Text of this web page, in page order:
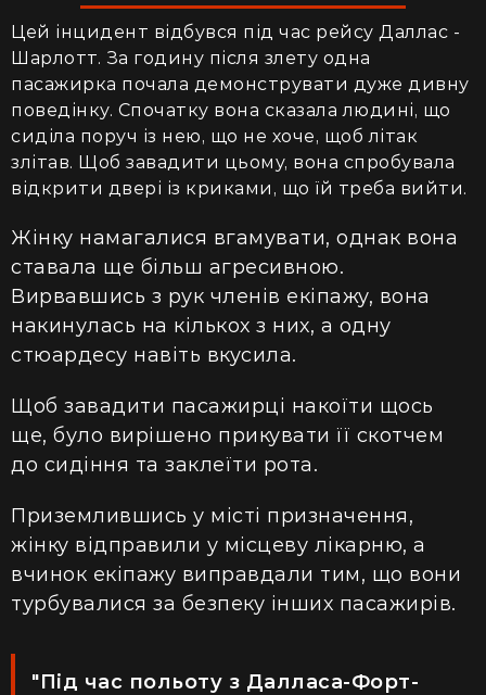
Цей інцидент відбувся під час рейсу Даллас -
Шарлотт. За годину після злету одна
пасажирка почала демонструвати дуже дивну
поведінку. Спочатку вона сказала людині, що
сиділа поруч із нею, що не хоче, щоб літак
злітав. Щоб завадити цьому, вона спробувала
відкрити двері із криками, що їй треба вийти.
Жінку намагалися вгамувати, однак вона
ставала ще більш агресивною.
Вирвавшись з рук членів екіпажу, вона
накинулась на кількох з них, а одну
стюардесу навіть вкусила.
Щоб завадити пасажирці накоїти щось
ще, було вирішено прикувати її скотчем
до сидіння та заклеїти рота.
Приземлившись у місті призначення,
жінку відправили у місцеву лікарню, а
вчинок екіпажу виправдали тим, що вони
турбувалися за безпеку інших пасажирів.
"Під час польоту з Далласа-Форт-